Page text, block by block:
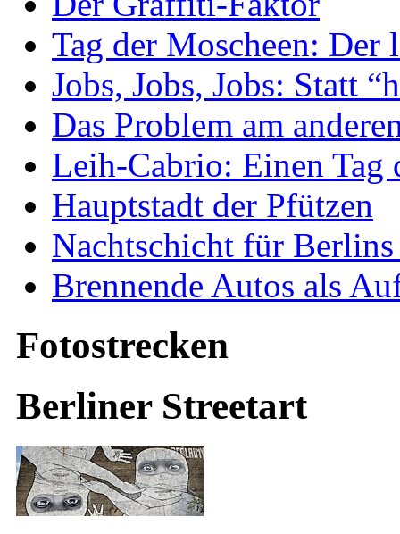
Tag der Moscheen: Der
Jobs, Jobs, Jobs: Statt
Das Problem am
Leih-Cabrio: Einen Tag
Hauptstadt der Pfützen
Nachtschicht für
Brennende Autos als
Fotostrecken
Berliner Streetart